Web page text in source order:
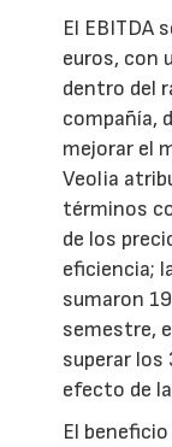
El EBITDA
euros, con
dentro del
compañía,
mejorar el
Veolia
términos
de los
eficiencia;
sumaron
semestre,
superar los
efecto de
El